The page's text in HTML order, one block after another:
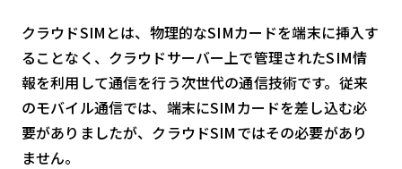
クラウドSIMとは、物理的なSIMカードを端末に挿入す
ることなく、クラウドサーバー上で管理されたSIM情
報を利用して通信を行う次世代の通信技術です。従来
のモバイル通信では、端末にSIMカードを差し込む必
要がありましたが、クラウドSIMではその必要があり
ません。